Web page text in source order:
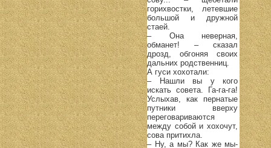
горихвостки, летевшие
большой и дружной
стаей.
– Она неверная,
обманет! – сказал
дрозд, обгоняя своих
дальних родственниц.
А гуси хохотали:
– Нашли вы у кого
искать совета. Га-га-га!
Услыхав, как пернатые
путники вверху
переговариваются
между собой и хохочут,
сова притихла.
– Ну, а мы? Как же мы-